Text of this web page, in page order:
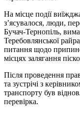
На місце події
з’ясувалося, люди,
Бучач-Тернопіль,
Теребовлянської
питання щодо
місцях залягання
Після проведення
та зустрічі з
транспорту був
перевірка.